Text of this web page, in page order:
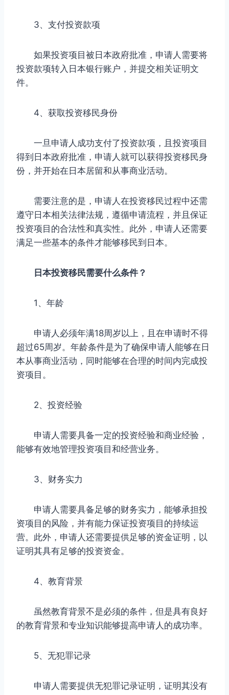
3、支付投资款项
如果投资项目被日本政府批准，申请人需要将
投资款项转入日本银行账户，并提交相关证明文
件。
4、获取投资移民身份
一旦申请人成功支付了投资款项，且投资项目
得到日本政府批准，申请人就可以获得投资移民身
份，并开始在日本居留和从事商业活动。
需要注意的是，申请人在投资移民过程中还需
遵守日本相关法律法规，遵循申请流程，并且保证
投资项目的合法性和真实性。此外，申请人还需要
满足一些基本的条件才能够移民到日本。
日本投资移民需要什么条件？
1、年龄
申请人必须年满18周岁以上，且在申请时不得
超过65周岁。年龄条件是为了确保申请人能够在日
本从事商业活动，同时能够在合理的时间内完成投
资项目。
2、投资经验
申请人需要具备一定的投资经验和商业经验，
能够有效地管理投资项目和经营业务。
3、财务实力
申请人需要具备足够的财务实力，能够承担投
资项目的风险，并有能力保证投资项目的持续运
营。此外，申请人还需要提供足够的资金证明，以
证明其具有足够的投资资金。
4、教育背景
虽然教育背景不是必须的条件，但是具有良好
的教育背景和专业知识能够提高申请人的成功率。
5、无犯罪记录
申请人需要提供无犯罪记录证明，证明其没有